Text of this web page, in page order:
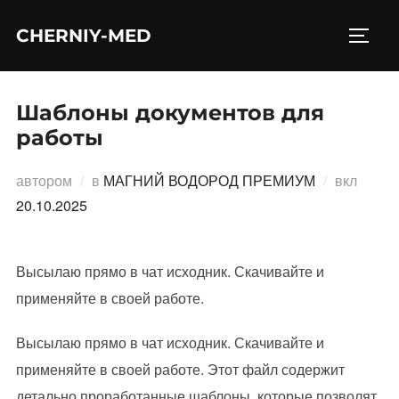
CHERNIY-MED
Шаблоны документов для
работы
автором в МАГНИЙ ВОДОРОД ПРЕМИУМ вкл
20.10.2025
Высылаю прямо в чат исходник. Скачивайте и
применяйте в своей работе.
Высылаю прямо в чат исходник. Скачивайте и
применяйте в своей работе. Этот файл содержит